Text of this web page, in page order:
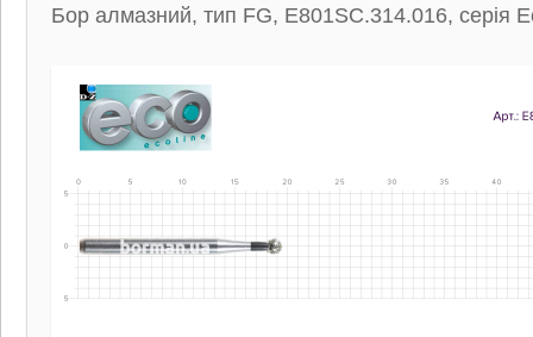
Бор алмазний, тип FG, E801SC.314.016, серія